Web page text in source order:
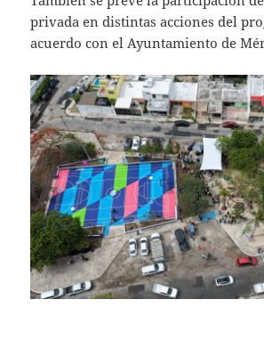
privada en distintas acciones del
acuerdo con el Ayuntamiento de